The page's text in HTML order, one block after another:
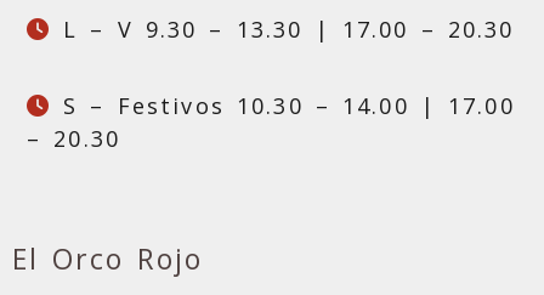
L – V 9.30 – 13.30 | 17.00 – 20.30
S – Festivos 10.30 – 14.00 | 17.00
– 20.30
El Orco Rojo